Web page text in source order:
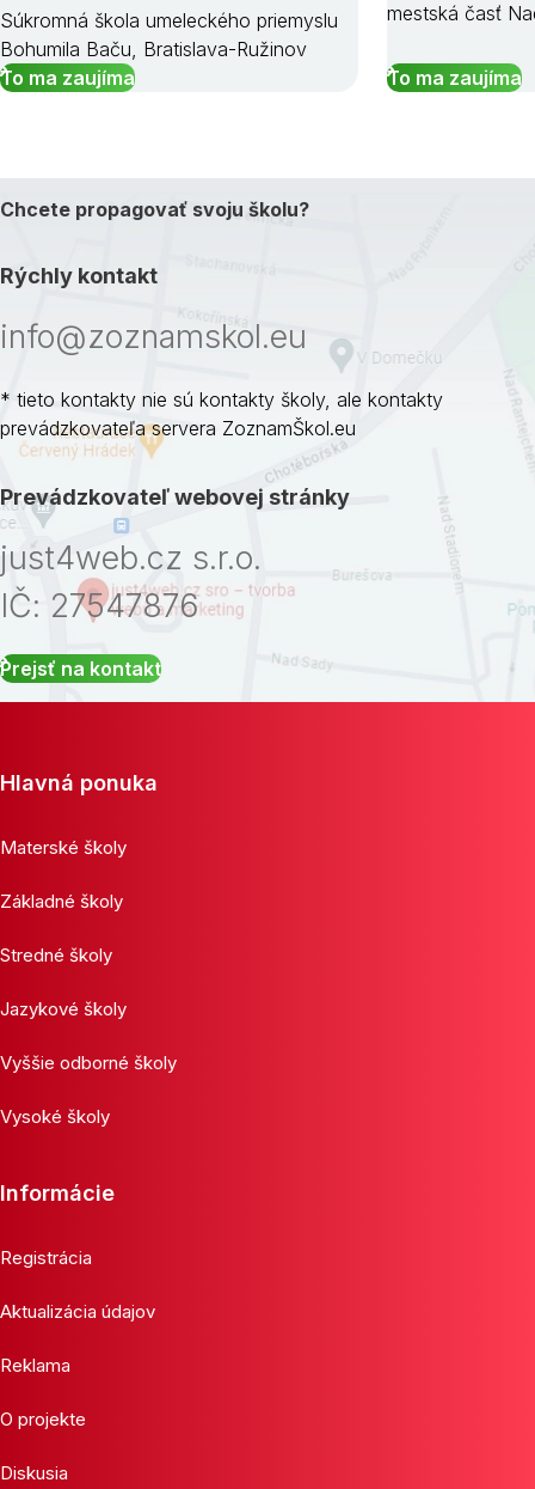
Súkromná škola umeleckého priemyslu
Bohumila Baču, Bratislava-Ružinov
To ma zaujíma
mestská časť
To ma zaujíma
Chcete propagovať svoju školu?
Rýchly kontakt
info@zoznamskol.eu
* tieto kontakty nie sú kontakty školy, ale kontakty
prevádzkovateľa servera ZoznamŠkol.eu
Prevádzkovateľ webovej stránky
just4web.cz s.r.o.
IČ: 27547876
Prejsť na kontakt
Hlavná ponuka
Materské školy
Základné školy
Stredné školy
Jazykové školy
Vyššie odborné školy
Vysoké školy
Informácie
Registrácia
Aktualizácia údajov
Reklama
O projekte
Diskusia